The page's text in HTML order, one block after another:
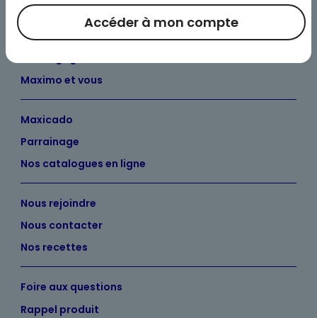
Bienvenue chez Maximo
Maximo et vous
Maxicado
Parrainage
Nos catalogues en ligne
Nous rejoindre
Nous contacter
Nos recettes
Foire aux questions
Rappel produit
Accéder à mon compte